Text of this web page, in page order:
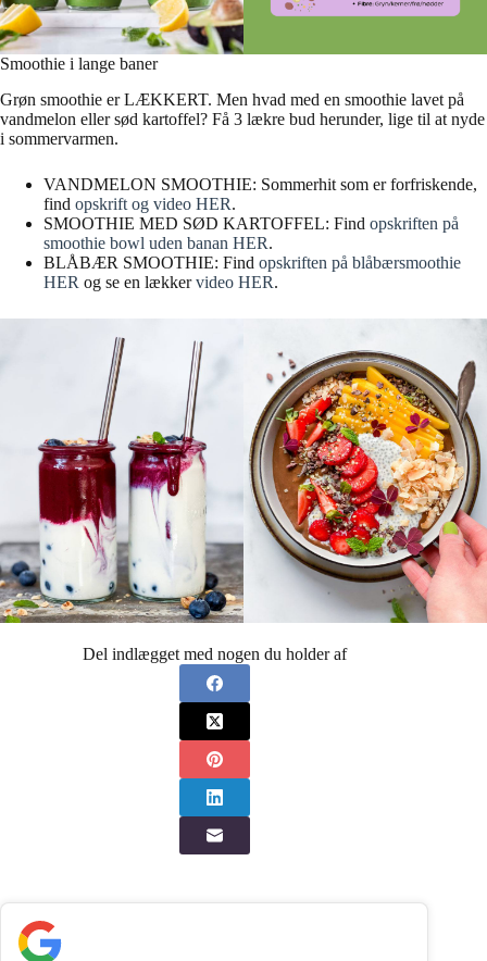
Smoothie i lange baner
Grøn smoothie er LÆKKERT. Men hvad med en smoothie lavet på
vandmelon eller sød kartoffel? Få 3 lækre bud herunder, lige til at nyde
i sommervarmen.
VANDMELON SMOOTHIE: Sommerhit som er forfriskende,
find opskrift og video HER.
SMOOTHIE MED SØD KARTOFFEL: Find opskriften på
smoothie bowl uden banan HER.
BLÅBÆR SMOOTHIE: Find opskriften på blåbærsmoothie
HER og se en lækkervideo HER.
Del indlægget med nogen du holder af